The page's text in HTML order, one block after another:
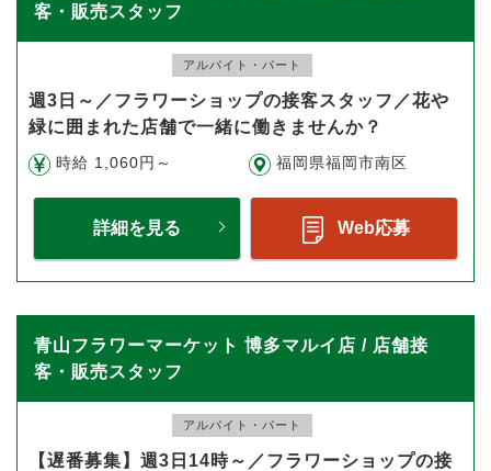
客・販売スタッフ
アルバイト・パート
週3日～／フラワーショップの接客スタッフ／花や
緑に囲まれた店舗で一緒に働きませんか？
時給 1,060円～ 福岡県福岡市南区
詳細を見る Web応募
青山フラワーマーケット 博多マルイ店 / 店舗接
客・販売スタッフ
アルバイト・パート
【遅番募集】週3日14時～／フラワーショップの接